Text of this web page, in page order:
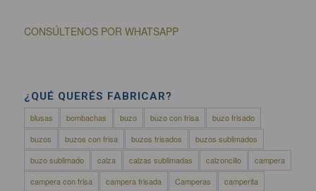
CONSÚLTENOS POR WHATSAPP
¿QUÉ QUERÉS FABRICAR?
blusas bombachas buzo buzo con frisa
buzo frisado
buzos
buzos con frisa buzos frisados
buzos sublimados
buzo sublimado
calza calzas sublimadas calzoncillo
campera
campera con frisa
campera frisada Camperas
camperita